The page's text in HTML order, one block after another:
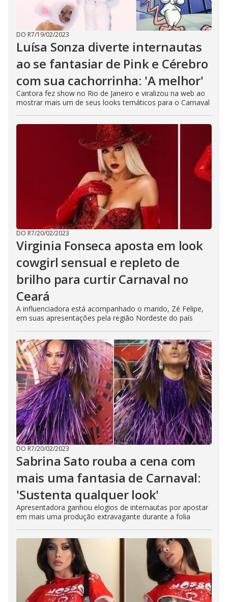
DO R7/19/02/2023
Luísa Sonza diverte internautas
ao se fantasiar de Pink e Cérebro
com sua cachorrinha: 'A melhor'
Cantora fez show no Rio de Janeiro e viralizou na web ao
mostrar mais um de seus looks temáticos para o Carnaval
DO R7/20/02/2023
Virginia Fonseca aposta em look
cowgirl sensual e repleto de
brilho para curtir Carnaval no
Ceará
A influenciadora está acompanhado o marido, Zé Felipe,
em suas apresentações pela região Nordeste do país
DO R7/20/02/2023
Sabrina Sato rouba a cena com
mais uma fantasia de Carnaval:
'Sustenta qualquer look'
Apresentadora ganhou elogios de internautas por apostar
em mais uma produção extravagante durante a folia